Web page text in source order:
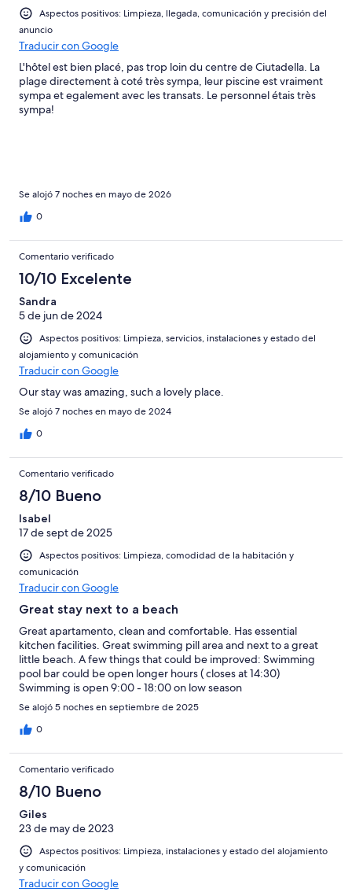
Aspectos positivos: Limpieza, llegada, comunicación y precisión del
anuncio
Traducir con Google
L'hôtel est bien placé, pas trop loin du centre de Ciutadella. La
plage directement à coté très sympa, leur piscine est vraiment
sympa et egalement avec les transats. Le personnel étais très
sympa!
Se alojó 7 noches en mayo de 2026
0
Comentario verificado
10/10 Excelente
Sandra
5 de jun de 2024
Aspectos positivos: Limpieza, servicios, instalaciones y estado del
alojamiento y comunicación
Traducir con Google
Our stay was amazing, such a lovely place.
Se alojó 7 noches en mayo de 2024
0
Comentario verificado
8/10 Bueno
Isabel
17 de sept de 2025
Aspectos positivos: Limpieza, comodidad de la habitación y
comunicación
Traducir con Google
Great stay next to a beach
Great apartamento, clean and comfortable. Has essential
kitchen facilities. Great swimming pill area and next to a great
little beach. A few things that could be improved: Swimming
pool bar could be open longer hours ( closes at 14:30)
Swimming is open 9:00 - 18:00 on low season
Se alojó 5 noches en septiembre de 2025
0
Comentario verificado
8/10 Bueno
Giles
23 de may de 2023
Aspectos positivos: Limpieza, instalaciones y estado del alojamiento
y comunicación
Traducir con Google